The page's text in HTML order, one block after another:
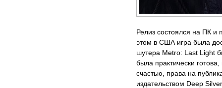
Релиз состоялся на ПК и
этом в США игра была
шутера Metro: Last Light
была практически
счастью, права на
издательством Deep